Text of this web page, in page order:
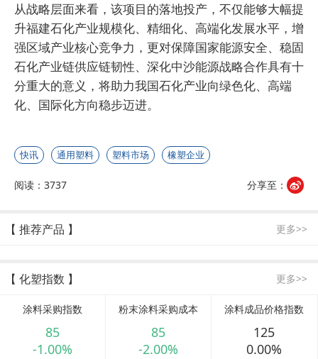
从战略层面来看，该项目的落地投产，不仅能够大幅提
升福建石化产业规模化、精细化、高端化发展水平，增
强区域产业核心竞争力，更对保障国家能源安全、稳固
石化产业链供应链韧性、深化中沙能源战略合作具有十
分重大的意义，将助力我国石化产业向绿色化、高端
化、国际化方向稳步迈进。
快讯 通用塑料 塑料市场 橡塑企业
阅读：3737 分享至：
【 推荐产品 】 更多>>
【 化塑指数 】 更多>>
涂料采购指数
85
-1.00%
粉末涂料采购成本
85
-2.00%
涂料成品价格指数
125
0.00%